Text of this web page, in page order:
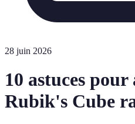
28 juin 2026
10 astuces
Rubik's Cube